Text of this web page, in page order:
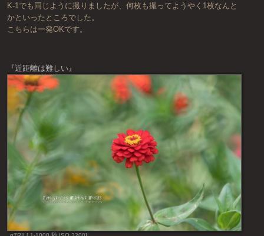
K-1でも同じように撮りましたが、何枚も撮ってようやく1枚なんと
かといったところでした。
こちらは一発OKです。
『近距離は難しい』